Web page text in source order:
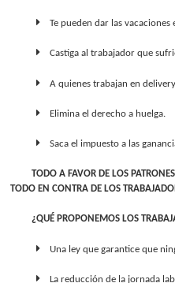
Te pueden dar las
Castiga al trabajador que
A quienes trabajan en
Elimina el derecho a huelga.
Saca el impuesto a las
TODO A FAVOR DE LOS PATRONES
TODO EN CONTRA DE LOS
¿QUÉ PROPONEMOS LOS
Una ley que garantice que
La reducción de la jornada